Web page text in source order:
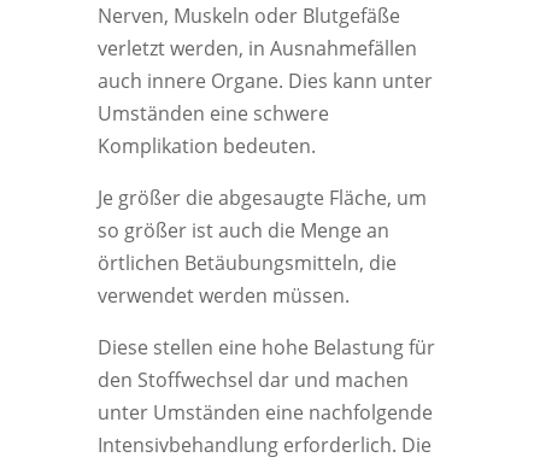
Nerven, Muskeln oder Blutgefäße
verletzt werden, in Ausnahmefällen
auch innere Organe. Dies kann unter
Umständen eine schwere
Komplikation bedeuten.
Je größer die abgesaugte Fläche, um
so größer ist auch die Menge an
örtlichen Betäubungsmitteln, die
verwendet werden müssen.
Diese stellen eine hohe Belastung für
den Stoffwechsel dar und machen
unter Umständen eine nachfolgende
Intensivbehandlung erforderlich. Die